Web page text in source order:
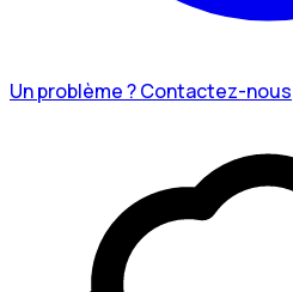
Un problème ? Contactez-nous